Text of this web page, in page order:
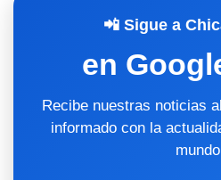
📲 Sigue a
en
Recibe nuestras noticias
informado con la